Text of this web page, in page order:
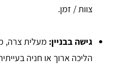
צוות / זמן.
גישה בבניין: מעלית צרה,
הליכה ארוך או חניה